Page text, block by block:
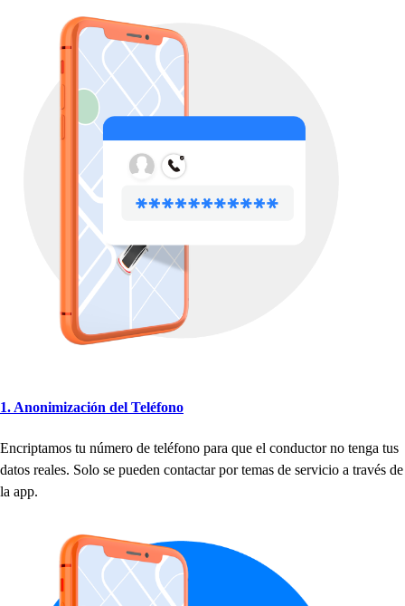
1. Anonimización del Teléfono
Encriptamos tu número de teléfono para que el conductor no tenga tus
datos reales. Solo se pueden contactarportemas de servicio a través de
la app.